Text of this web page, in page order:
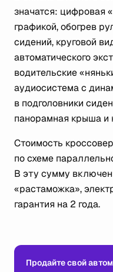
значатся: цифровая
графикой, обогрев
сидений, круговой
автоматического
водительские
аудиосистема с
в подголовники
панорамная крыша и
Стоимость
по схеме
В эту сумму
«растаможка»,
гарантия на 2 года.
Продайте свой